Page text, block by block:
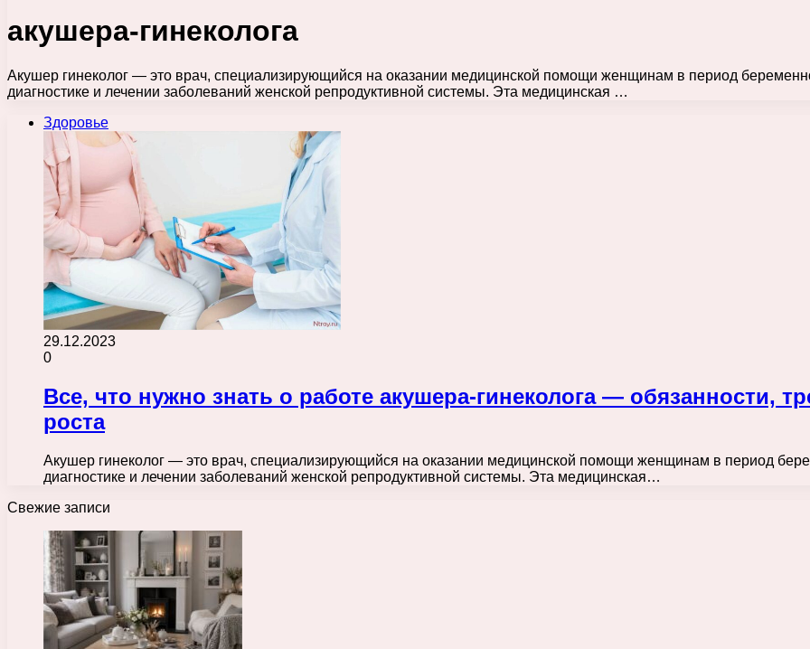
акушера-гинеколога
Акушер гинеколог — это врач, специализирующийся на оказании медицинской помощи женщинам в период
диагностике и лечении заболеваний женской репродуктивной системы. Эта медицинская …
Здоровье
29.12.2023
0
Все, что нужно знать о работе акушера-гинеколога — обязанности,
роста
Акушер гинеколог — это врач, специализирующийся на оказании медицинской помощи женщинам в период
диагностике и лечении заболеваний женской репродуктивной системы. Эта медицинская…
Свежие записи